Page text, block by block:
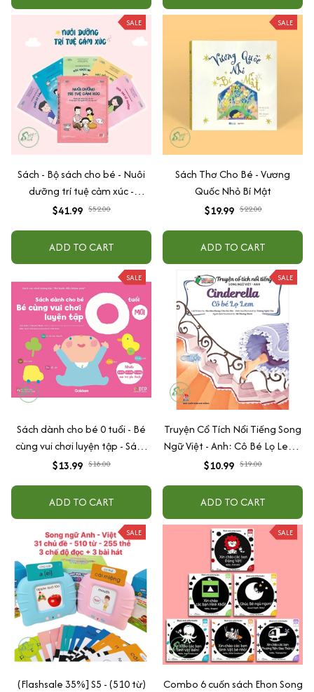
SALE
Sách - Bộ sách cho bé - Nuôi
dưỡng trí tuệ cảm xúc -
BKEShop
$41.99 $52.00
ADD TO CART
SALE
Sách Thơ Cho Bé - Vương
Quốc Nhỏ Bí Mật
$19.99 $22.00
ADD TO CART
SALE
Sách dành cho bé 0 tuổi - Bé
cùng vui chơi luyện tập - Sách
vui chơi tương tác "Bé bước
$13.99 $18.00
ADD TO CART
SALE
Truyện Cổ Tích Nổi Tiếng Song
Ngữ Việt - Anh: Cô Bé Lọ Lem -
Cinderella
$10.99 $19.00
ADD TO CART
SALE
(Flashsale 35%] S5 - (510 từ)
SALE
Combo 6 cuốn sách Ehon Song